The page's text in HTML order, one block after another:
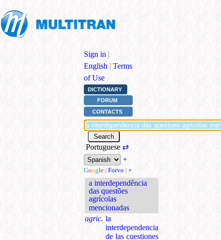
Sign in |
English | Terms
of Use
DICTIONARY
FORUM
CONTACTS
Portuguese ⇄
+
Google | Forvo | +
a interdependência
das questões
agrícolas
mencionadas
agric. la
interdependencia
de las cuestiones